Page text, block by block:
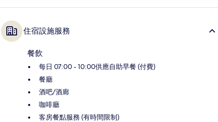
住宿設施服務
餐飲
每日 07:00 - 10:00供應自助早餐 (付費)
餐廳
酒吧/酒廊
咖啡廳
客房餐點服務 (有時間限制)